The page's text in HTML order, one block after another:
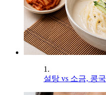
1.
설탕 vs 소금, 콩